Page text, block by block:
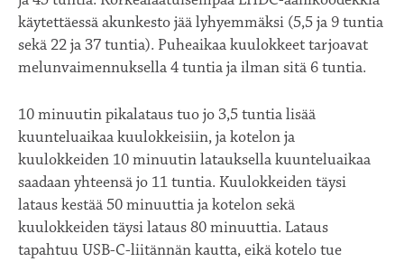
käytettäessä akunkesto jää lyhyemmäksi (5,5 ja 9 tuntia
sekä 22 ja 37 tuntia). Puheaikaa kuulokkeet tarjoavat
melunvaimennuksella 4 tuntia ja ilman sitä 6 tuntia.
10 minuutin pikalataus tuo jo 3,5 tuntia lisää
kuunteluaikaa kuulokkeisiin, ja kotelon ja
kuulokkeiden 10 minuutin latauksella kuunteluaikaa
saadaan yhteensä jo 11 tuntia. Kuulokkeiden täysi
lataus kestää 50 minuuttia ja kotelon sekä
kuulokkeiden täysi lataus 80 minuuttia. Lataus
tapahtuu USB-C-liitännän kautta, eikä kotelo tue